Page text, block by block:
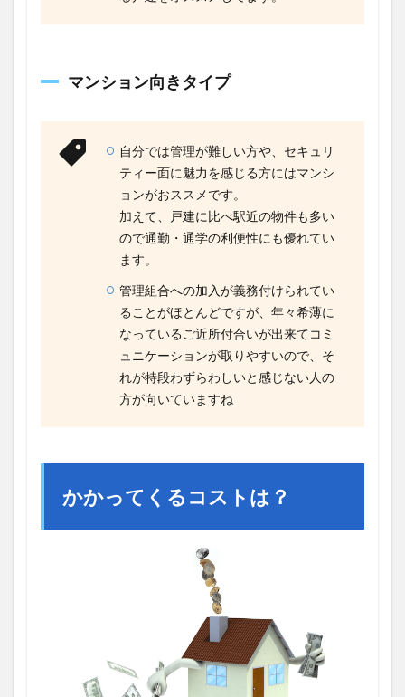
マンション向きタイプ
自分では管理が難しい方や、セキュリ
ティー面に魅力を感じる方にはマンシ
ョンがおススメです。
加えて、戸建に比べ駅近の物件も多い
ので通勤・通学の利便性にも優れてい
ます。
管理組合への加入が義務付けられてい
ることがほとんどですが、年々希薄に
なっているご近所付合いが出来てコミ
ュニケーションが取りやすいので、そ
れが特段わずらわしいと感じない人の
方が向いていますね
かかってくるコストは？